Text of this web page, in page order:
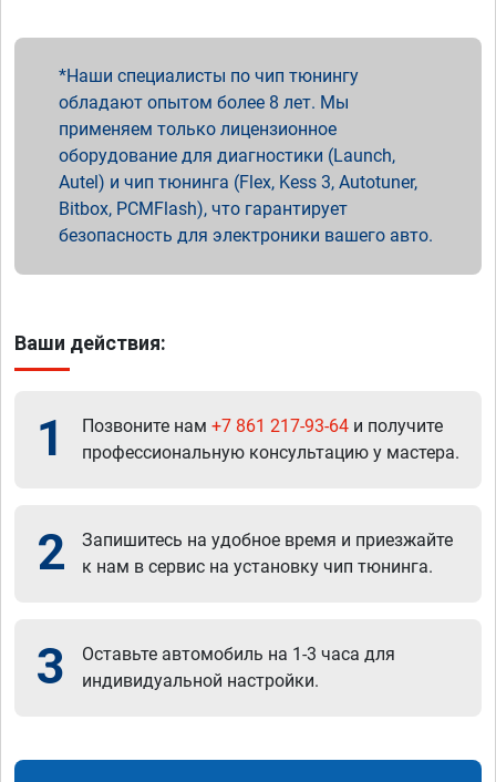
Наши специалисты по чип тюнингу
обладают опытом более 8 лет. Мы
применяем только лицензионное
оборудование для диагностики (Launch,
Autel) и чип тюнинга (Flex, Kess 3, Autotuner,
Bitbox, PCMFlash), что гарантирует
безопасность для электроники вашего авто.
Ваши действия:
1 Позвоните нам +7 861 217-93-64 и получите
профессиональную консультацию у мастера.
2
Запишитесь на удобное время и приезжайте
к нам в сервис на установку чип тюнинга.
3
Оставьте автомобиль на 1-3 часа для
индивидуальной настройки.